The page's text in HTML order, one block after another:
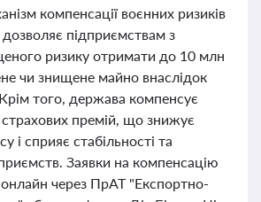
компенсації воєнних ризиків
дозволяє підприємствам з
ризику отримати до 10 млн
чи знищене майно внаслідок
того, держава компенсує
страхових премій, що знижує
і сприяє стабільності та
Заявки на компенсацію
через ПрАТ "Експортно-